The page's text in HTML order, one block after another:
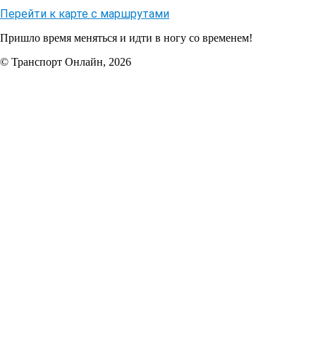
Перейти к карте с маршрутами
Пришло время меняться и идти в ногу со временем!
© Транспорт Онлайн, 2026